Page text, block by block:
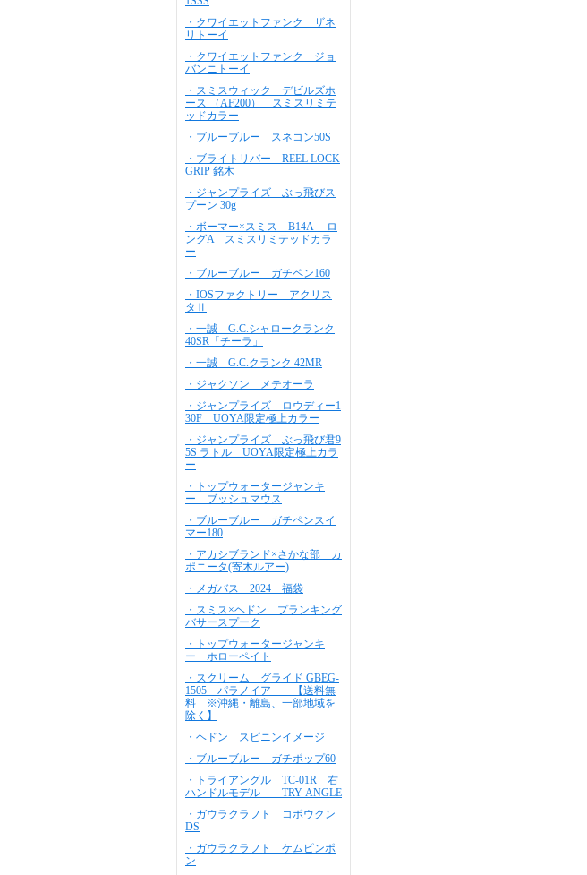
・クワイエットファンク ザネ
リトーイ
・クワイエットファンク ジョ
バンニトーイ
・スミスウィック デビルズホ
ース （AF200） スミスリミテ
ッドカラー
・ブルーブルー スネコン50S
・ブライトリバー REEL LOCK
GRIP 銘木
・ジャンプライズ ぶっ飛びス
プーン 30g
・ボーマー×スミス B14A ロ
ングA スミスリミテッドカラ
ー
・ブルーブルー ガチペン160
・IOSファクトリー アクリス
タⅡ
・一誠 G.C.シャロークランク
40SR「チーラ」
・一誠 G.C.クランク 42MR
・ジャクソン メテオーラ
・ジャンプライズ ロウディー1
30F UOYA限定極上カラー
・ジャンプライズ ぶっ飛び君9
5S ラトル UOYA限定極上カラ
ー
・トップウォータージャンキ
ー ブッシュマウス
・ブルーブルー ガチペンスイ
マー180
・アカシブランド×さかな部 カ
ポニータ(寄木ルアー)
・メガバス 2024 福袋
・スミス×ヘドン プランキング
バサースプーク
・トップウォータージャンキ
ー ホローペイト
・スクリーム グライド GBEG-
1505 パラノイア 【送料無
料 ※沖縄・離島、一部地域を
除く】
・ヘドン スピニンイメージ
・ブルーブルー ガチポップ60
・トライアングル TC-01R 右
ハンドルモデル TRY-ANGLE
・ガウラクラフト コボウクン
DS
・ガウラクラフト ケムピンポ
ン